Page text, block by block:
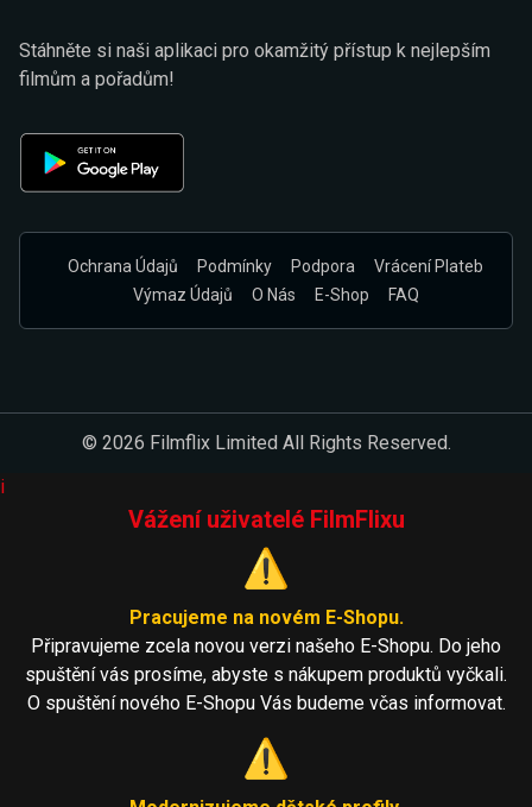
Stáhněte si naši aplikaci pro okamžitý přístup k nejlepším
filmům a pořadům!
Ochrana Údajů Podmínky Podpora
Vrácení Plateb
Výmaz Údajů
O Nás E-Shop FAQ
© 2026 Filmflix Limited All Rights Reserved.
i
Vážení uživatelé FilmFlixu
⚠️
Pracujeme na novém E-Shopu.
Připravujeme zcela novou verzi našeho E-Shopu. Do jeho
spuštění vás prosíme, abyste s nákupem produktů vyčkali.
O spuštění nového E-Shopu Vás budeme včas informovat.
⚠️